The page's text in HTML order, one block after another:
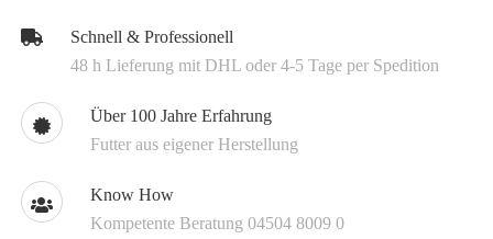
Schnell & Professionell
48 h Lieferung mit DHL oder 4-5 Tage per Spedition
Über 100 Jahre Erfahrung
Futter aus eigener Herstellung
Know How
Kompetente Beratung 04504 8009 0